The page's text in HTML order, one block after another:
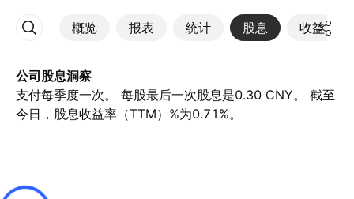
概览 报表 统计 股息 收益
更多
公司股息洞察
支付每季度一次。 每股最后一次股息是0.30 CNY。 截至
今日，股息收益率（TTM）%为0.71%。